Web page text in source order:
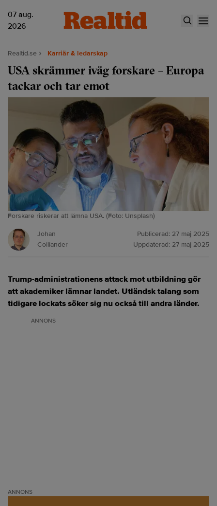
07 aug.
2026
Realtid.se Karriär & ledarskap
USA skrämmer iväg forskare – Europa
tackar och tar emot
Forskare riskerar att lämna USA. (Foto: Unsplash)
Johan
Colliander
Publicerad: 27 maj 2025
Uppdaterad: 27 maj 2025
Trump-administrationens attack mot utbildning gör
att akademiker lämnar landet. Utländsk talang som
tidigare lockats söker sig nu också till andra länder.
ANNONS
ANNONS